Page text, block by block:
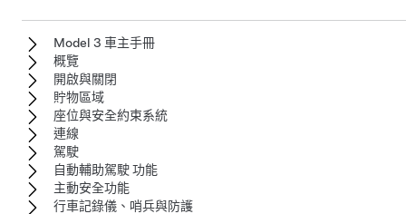
Model 3 車主手冊
概覽
開啟與關閉
貯物區域
座位與安全約束系統
連線
駕駛
自動輔助駕駛 功能
主動安全功能
行車記錄儀、哨兵與防護